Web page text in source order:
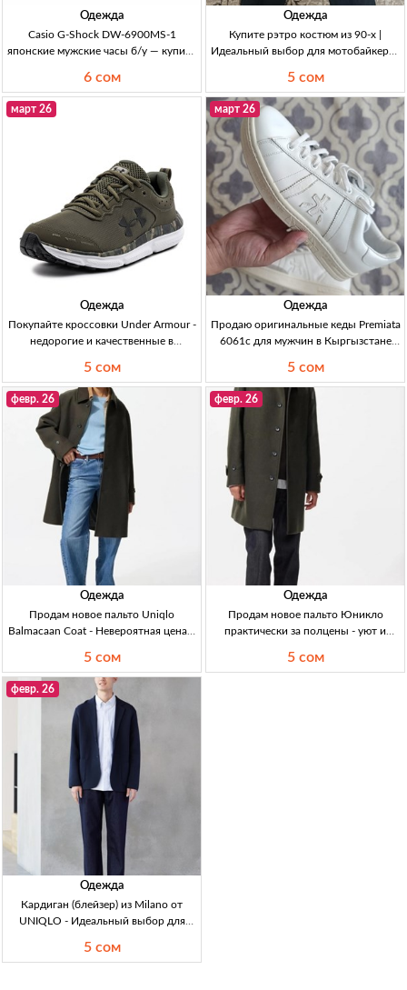
Одежда
Casio G-Shock DW-6900MS-1
японские мужские часы б/у — купить
6900MS-1, японские муж. часы, б/у,
G-Shock, для повседневной носки.
6 сом
Одежда
Купите рэтро костюм из 90-х |
Идеальный выбор для мотобайкеров
54-56р, в отличном состоянии,
подходит для мотобайкеров.
5 сом
март 26
Одежда
Покупайте кроссовки Under Armour -
недорогие и качественные в
Armour Charged Assert 10 Camo, 44
(28см), новые, 5000 сом.
5 сом
март 26
Одежда
Продаю оригинальные кеды Premiata
6061c для мужчин в Кыргызстане
белый, кожа, размер 43, 5000 сом.
5 сом
февр. 26
Одежда
Продам новое пальто Uniqlo
Balmacaan Coat - Невероятная цена в
Balmacaan, размер М, отдаю за 5000
сом, ни разу не носили.
5 сом
февр. 26
Одежда
Продам новое пальто Юникло
практически за полцены - уют и
Юникло, размер М, оливковое, 5000
5 сом
февр. 26
Одежда
Кардиган (блейзер) из Milano от
UNIQLO - Идеальный выбор для
синий, UNIQLO, 4500 сом.
5 сом